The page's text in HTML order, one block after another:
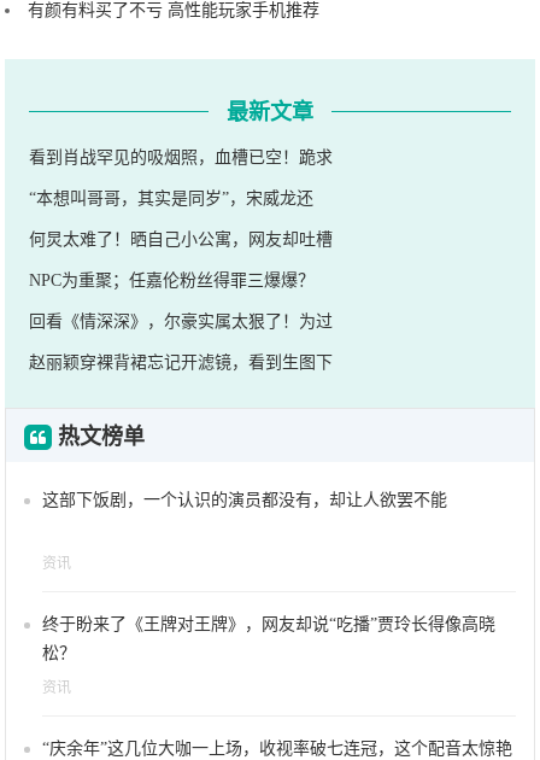
有颜有料买了不亏 高性能玩家手机推荐
最新文章
看到肖战罕见的吸烟照，血槽已空！跪求
“本想叫哥哥，其实是同岁”，宋威龙还
何炅太难了！晒自己小公寓，网友却吐槽
NPC为重聚；任嘉伦粉丝得罪三爆爆？
回看《情深深》，尔豪实属太狠了！为过
赵丽颖穿裸背裙忘记开滤镜，看到生图下
热文榜单
这部下饭剧，一个认识的演员都没有，却让人欲罢不能
资讯
终于盼来了《王牌对王牌》，网友却说“吃播”贾玲长得像高晓
松？
资讯
“庆余年”这几位大咖一上场，收视率破七连冠，这个配音太惊艳